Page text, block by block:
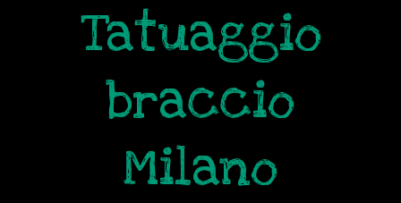
Tatuaggio
braccio
Milano